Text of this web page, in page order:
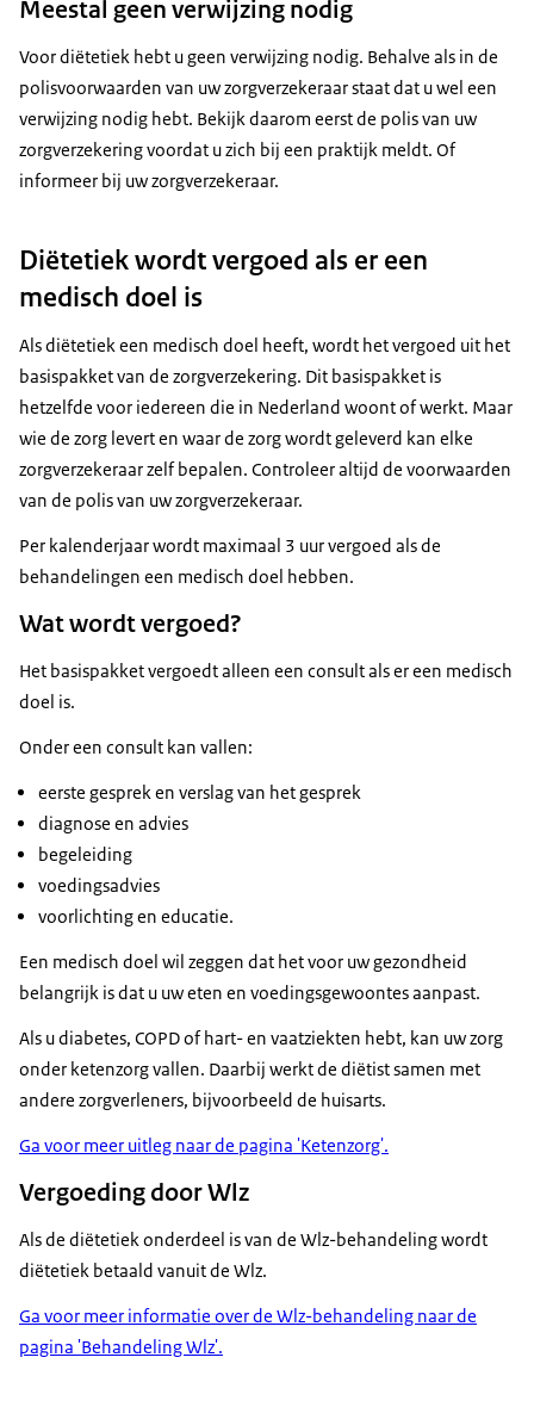
Meestal geen verwijzing nodig
Voor diëtetiek hebt u geen verwijzing nodig. Behalve als in de
polisvoorwaarden van uw zorgverzekeraar staat dat u wel een
verwijzing nodig hebt. Bekijk daarom eerst de polis van uw
zorgverzekering voordat u zich bij een praktijk meldt. Of
informeer bij uw zorgverzekeraar.
Diëtetiek wordt vergoed als er een
medisch doel is
Als diëtetiek een medisch doel heeft, wordt het vergoed uit het
basispakket van de zorgverzekering. Dit basispakket is
hetzelfde voor iedereen die in Nederland woont of werkt. Maar
wie de zorg levert en waar de zorg wordt geleverd kan elke
zorgverzekeraar zelf bepalen. Controleer altijd de voorwaarden
van de polis van uw zorgverzekeraar.
Per kalenderjaar wordt maximaal 3 uur vergoed als de
behandelingen een medisch doel hebben.
Wat wordt vergoed?
Het basispakket vergoedt alleen een consult als er een medisch
doel is.
Onder een consult kan vallen:
eerste gesprek en verslag van het gesprek
diagnose en advies
begeleiding
voedingsadvies
voorlichting en educatie.
Een medisch doel wil zeggen dat het voor uw gezondheid
belangrijk is dat u uw eten en voedingsgewoontes aanpast.
Als u diabetes, COPD of hart- en vaatziekten hebt, kan uw zorg
onder ketenzorg vallen. Daarbij werkt de diëtist samen met
andere zorgverleners, bijvoorbeeld de huisarts.
Ga voor meer uitleg naar de pagina 'Ketenzorg'.
Vergoeding door Wlz
Als de diëtetiek onderdeel is van de Wlz-behandeling wordt
diëtetiek betaald vanuit de Wlz.
Ga voor meer informatie over de Wlz-behandeling naar de
pagina 'Behandeling Wlz'.